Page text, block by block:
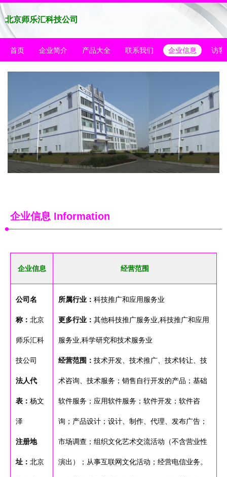
北京师乐汇科技公司
首页 企业简介 产品大全 联系我们 企业信息 访客
企业信息 Information
企业信息 经营范围
公司名
称： 北京
师乐汇科
技公司
法人代
表： 杨文
泽
注册地
址： 北京
所属行业： 科技推广和应用服务业
更多行业： 其他科技推广服务业,科技推广和应用
服务业,科学研究和技术服务业
经营范围： 技术开发、技术推广、技术转让、技
术咨询、技术服务；销售自行开发的产品；基础
软件服务；应用软件服务；软件开发；软件咨
询；产品设计；设计、制作、代理、发布广告；
市场调查；组织文化艺术交流活动（不含营业性
演出）；从事互联网文化活动；经营电信业务。